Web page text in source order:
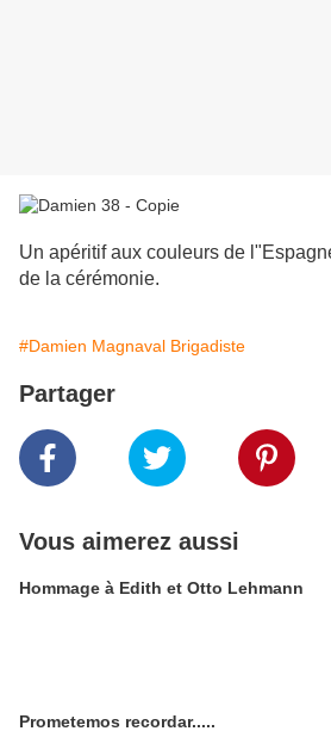
Un apéritif aux couleurs de
de la cérémonie.
#Damien Magnaval Brigadiste
Partager
Vous aimerez aussi
Hommage à Edith et Otto Lehmann
Prometemos recordar.....